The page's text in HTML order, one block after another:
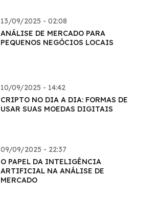
13/09/2025 - 02:08
ANÁLISE DE MERCADO PARA
PEQUENOS NEGÓCIOS LOCAIS
10/09/2025 - 14:42
CRIPTO NO DIA A DIA: FORMAS DE
USAR SUAS MOEDAS DIGITAIS
09/09/2025 - 22:37
O PAPEL DA INTELIGÊNCIA
ARTIFICIAL NA ANÁLISE DE
MERCADO